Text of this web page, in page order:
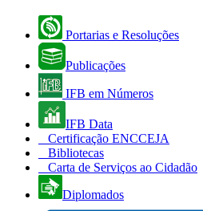
Portarias e Resoluções
Publicações
IFB em Números
IFB Data
Certificação ENCCEJA
Bibliotecas
Carta de Serviços ao Cidadão
Diplomados